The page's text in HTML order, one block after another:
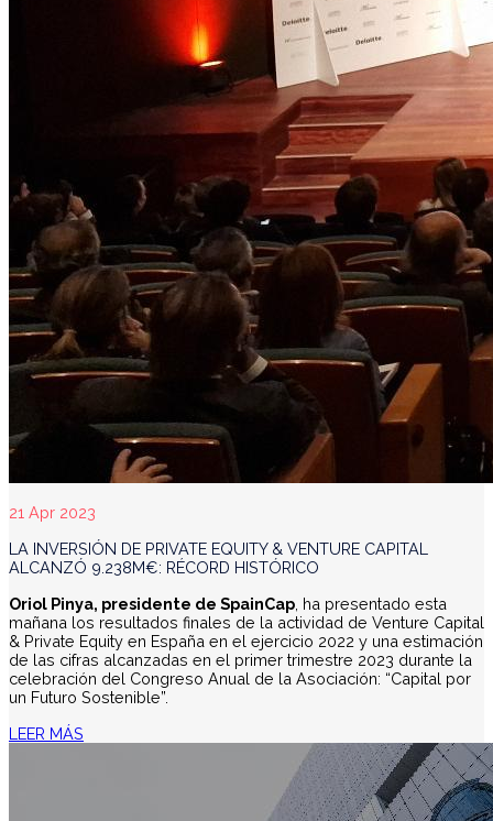
21 Apr 2023
LA INVERSIÓN DE PRIVATE EQUITY & VENTURE CAPITAL
ALCANZÓ 9.238M€: RÉCORD HISTÓRICO
Oriol Pinya, presidente de SpainCap , ha presentado esta
mañana los resultados finales de la actividad de Venture Capital
& Private Equity en España en el ejercicio 2022 y una estimación
de las cifras alcanzadas en el primer trimestre 2023 durante la
celebración del Congreso Anual de la Asociación: “Capital por
un Futuro Sostenible”.
LEER MÁS